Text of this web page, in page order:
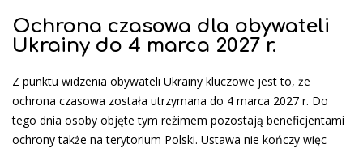
Ochrona czasowa dla obywateli
Ukrainy do 4 marca 2027 r.
Z punktu widzenia obywateli Ukrainy kluczowe jest to, że
ochrona czasowa została utrzymana do 4 marca 2027 r. Do
tego dnia osoby objęte tym reżimem pozostają beneficjentami
ochrony także na terytorium Polski. Ustawa nie kończy więc